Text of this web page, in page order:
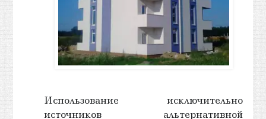
Использование исключительно
источников альтернативной